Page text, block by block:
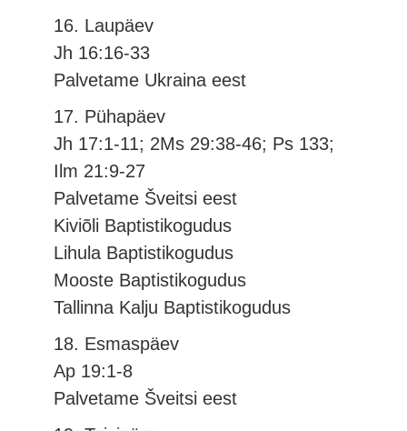
16. Laupäev
Jh 16:16-33
Palvetame Ukraina eest
17. Pühapäev
Jh 17:1-11; 2Ms 29:38-46; Ps 133;
Ilm 21:9-27
Palvetame Šveitsi eest
Kiviõli Baptistikogudus
Lihula Baptistikogudus
Mooste Baptistikogudus
Tallinna Kalju Baptistikogudus
18. Esmaspäev
Ap 19:1-8
Palvetame Šveitsi eest